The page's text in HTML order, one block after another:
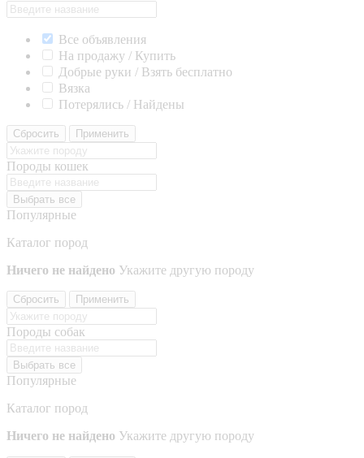
Все объявления
На продажу / Купить
Добрые руки / Взять бесплатно
Вязка
Потерялись / Найдены
Сбросить Применить
Породы кошек
Выбрать все
Популярные
Каталог пород
Ничего не найдено Укажите другую породу
Сбросить Применить
Породы собак
Выбрать все
Популярные
Каталог пород
Ничего не найдено Укажите другую породу